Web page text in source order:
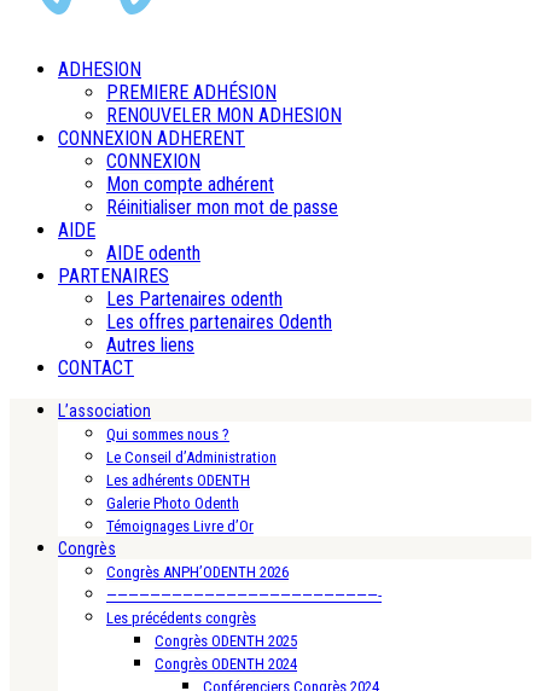
ADHESION
PREMIERE ADHÉSION
RENOUVELER MON ADHESION
CONNEXION ADHERENT
CONNEXION
Mon compte adhérent
Réinitialiser mon mot de passe
AIDE
AIDE odenth
PARTENAIRES
Les Partenaires odenth
Les offres partenaires Odenth
Autres liens
CONTACT
L’association
Qui sommes nous ?
Le Conseil d’Administration
Les adhérents ODENTH
Galerie Photo Odenth
Témoignages Livre d’Or
Congrès
Congrès ANPH’ODENTH 2026
—————————————————————————-
Les précédents congrès
Congrès ODENTH 2025
Congrès ODENTH 2024
Conférenciers Congrès 2024